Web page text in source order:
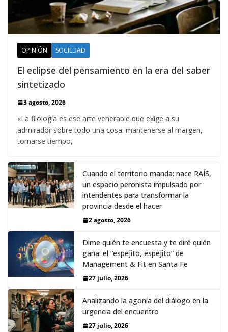
OPINIÓN SOCIEDAD
El eclipse del pensamiento en la era del saber
sintetizado
3 agosto, 2026
«La filología es ese arte venerable que exige a su
admirador sobre todo una cosa: mantenerse al margen,
tomarse tiempo,
Cuando el territorio manda: nace RAÍS,
un espacio peronista impulsado por
intendentes para transformar la
provincia desde el hacer
2 agosto, 2026
Dime quién te encuesta y te diré quién
gana: el “espejito, espejito” de
Management & Fit en Santa Fe
27 julio, 2026
Analizando la agonía del diálogo en la
urgencia del encuentro
27 julio, 2026